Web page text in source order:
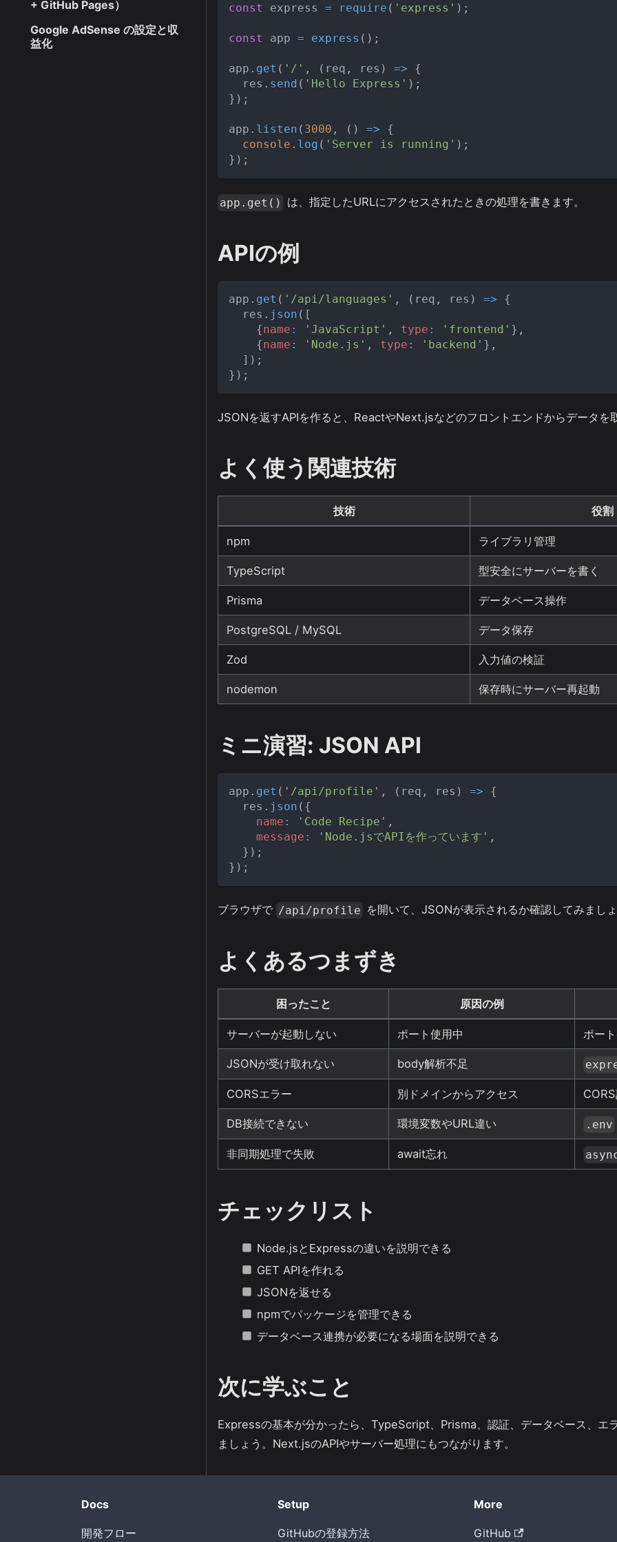
+ GitHub Pages）
Google AdSense の設定と収
益化
const express = require ( 'express' ) ;
const app = express ( ) ;
app . get ( '/' , ( req , res ) =>
{
  res
. send ( 'Hello Express' ) ;
} ) ;
app . listen ( 3000 , ( ) =>
{
console . log ( 'Server is running' ) ;
} ) ;
app.get() は、指定したURLにアクセスされたときの処理を書きます。
APIの例
app . get ( '/api/languages' , ( req , res ) =>
{
  res
. json ( [
{name : 'JavaScript' , type : 'frontend' } ,
{name : 'Node.js' , type : 'backend' } ,
] ) ;
} ) ;
JSONを返すAPIを作ると、ReactやNext.jsなどのフロントエンドからデータを
よく使う関連技術
技術 役割
npm ライブラリ管理
TypeScript 型安全にサーバーを書く
Prisma データベース操作
PostgreSQL / MySQL データ保存
Zod 入力値の検証
nodemon 保存時にサーバー再起動
ミニ演習: JSON API
app . get ( '/api/profile' , ( req , res ) =>
{
  res
. json ( {
name : 'Code Recipe' ,
message : 'Node.jsでAPIを作っています' ,
} ) ;
} ) ;
ブラウザで /api/profile を開いて、JSONが表示されるか確認してみまし
よくあるつまずき
困ったこと 原因の例
サーバーが起動しない ポート使用中 ポー
JSONが受け取れない body解析不足
CORSエラー 別ドメインからアクセス
DB接続できない 環境変数やURL違い .env
非同期処理で失敗 await忘れ
チェックリスト
Node.jsとExpressの違いを説明できる
GET APIを作れる
JSONを返せる
npmでパッケージを管理できる
データベース連携が必要になる場面を説明できる
次に学ぶこと
Expressの基本が分かったら、TypeScript、Prisma、認証、データベース、エ
ましょう。Next.jsのAPIやサーバー処理にもつながります。
Docs
開発フロー
Setup
GitHubの登録方法
More
GitHub